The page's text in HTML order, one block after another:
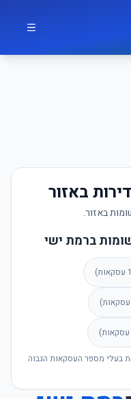
באזור
באזור.
ברמת ישי
עסקאות)
עסקאות)
עסקאות)
בעלי מספר העסקאות הגבוה